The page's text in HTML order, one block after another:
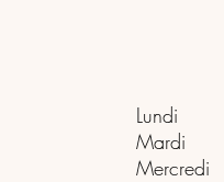
Lundi
Mardi
Mercredi